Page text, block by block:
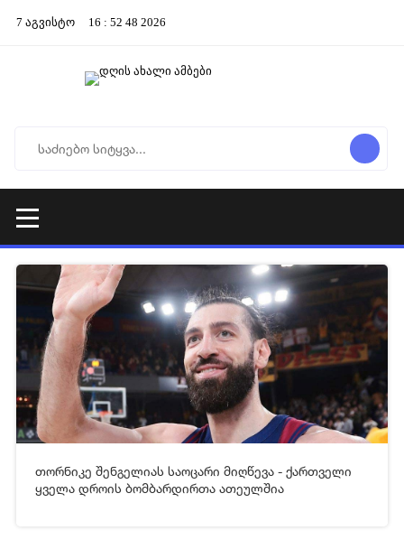
7 აგვისტო 16 : 52 49 2026
[xfgiven_video2][/xfgiven_video2]
25-01-2026 09:00 140
თორნიკე შენგელიას საოცარი მიღწევა - ქართველი
ყველა დროის ბომბარდირთა ათეულშია